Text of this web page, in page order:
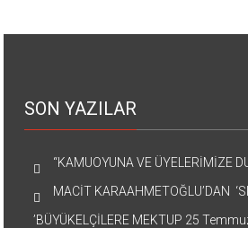
SON YAZILAR
“KAMUOYUNA VE ÜYELERİMİZE
MACİT KARAAHMETOĞLU’DAN
’BÜYÜKELÇİLERE MEKTUP 25